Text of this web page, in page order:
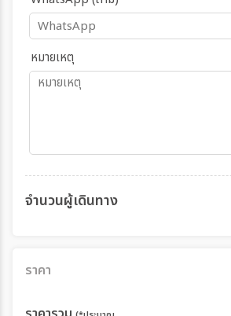
หมายเหตุ
จำนวนผู้เดินทาง
ราคา